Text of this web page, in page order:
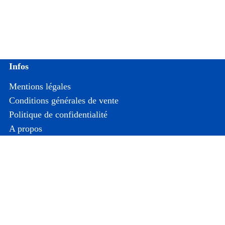
Infos
Mentions légales
Conditions générales de vente
Politique de confidentialité
A propos